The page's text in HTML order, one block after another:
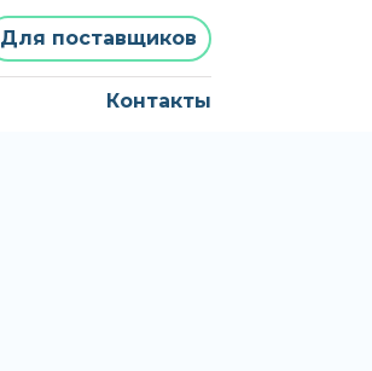
Для поставщиков
Контакты